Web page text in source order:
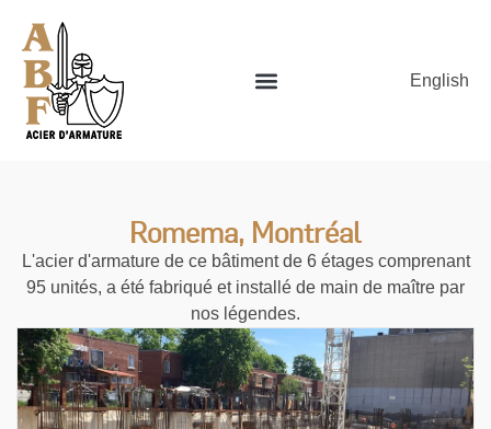
English
Romema, Montréal
L'acier d'armature de ce bâtiment de 6 étages comprenant
95 unités, a été fabriqué et installé de main de maître par
nos légendes.